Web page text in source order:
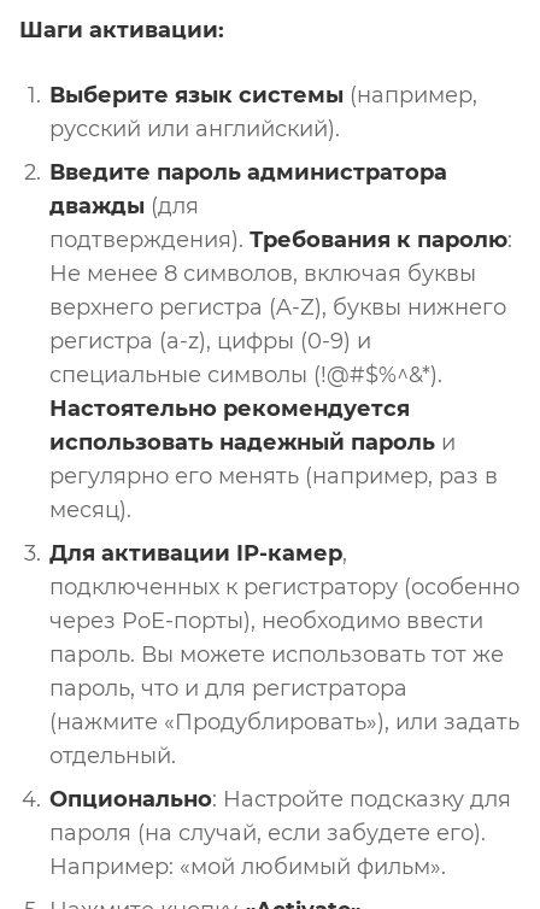
Шаги активации:
Выберите язык системы (например,
русский или английский).
Введите пароль администратора
дважды (для
подтверждения). Требования к паролю:
Не менее 8 символов, включая буквы
верхнего регистра (A-Z), буквы нижнего
регистра (a-z), цифры (0-9) и
специальные символы (!@#$%^&*).
Настоятельно рекомендуется
использовать надежный пароль и
регулярно его менять (например, раз в
месяц).
Для активации IP-камер,
подключенных к регистратору (особенно
через PoE-порты), необходимо ввести
пароль. Вы можете использовать тот же
пароль, что и для регистратора
(нажмите «Продублировать»), или задать
отдельный.
Опционально: Настройте подсказку для
пароля (на случай, если забудете его).
Например: «мой любимый фильм».